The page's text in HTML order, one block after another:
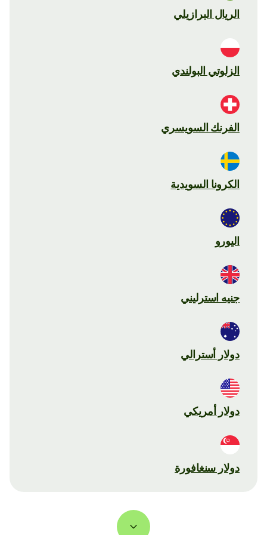
الريال البرازيلي
الزلوتي البولندي
الفرنك السويسري
الكرونا السويدية
اليورو
جنيه استرليني
دولار أسترالي
دولار أمريكي
دولار سنغافورة